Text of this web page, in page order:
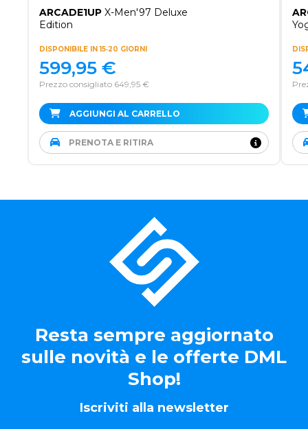
ARCADE1UP X-Men'97 Deluxe
Edition
DISPONIBILE IN 15‑20 GIORNI
Prezzo consigliato 649,95 €
599,95 €
AGGIUNGI AL CARRELLO
PRENOTA E RITIRA
Resta sempre aggiornato
sulle novità e le offerte DML
Shop!
Iscriviti alla newsletter